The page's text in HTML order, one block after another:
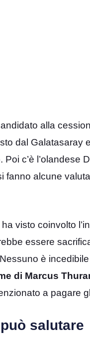
alla
dal Galatasaray
c’è l’olandese
fanno alcune
visto coinvolto
essere
è
di Marcus
a pagare
salutare